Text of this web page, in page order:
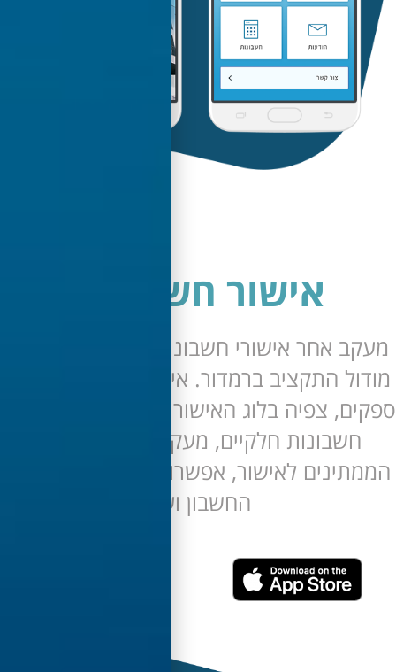
אישור חשבונות
אחר אישורי חשבונות בסנכרון מלא עם
התקציב ברמדור. אישור/דחיה חשבונות
צפיה בלוג האישורים האישורים, אישורי
חלקיים, מעקב אחר חשבונות
לאישור, אפשרות רישום הערות על
החשבון ועוד